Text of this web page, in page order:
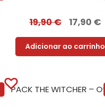
19,90€ 17,90 €
Adicionar ao carrinho